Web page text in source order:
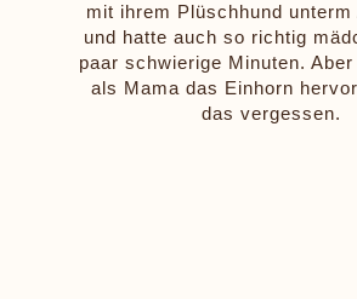
mit ihrem Plüschhund unterm
und hatte auch so richtig
paar schwierige Minuten.
als Mama das Einhorn
das vergessen.